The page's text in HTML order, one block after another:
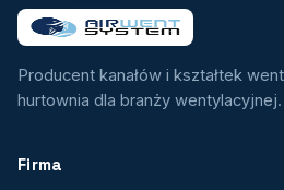
Producent kanałów i kształtek
hurtownia dla branży wentylacyjnej.
Firma